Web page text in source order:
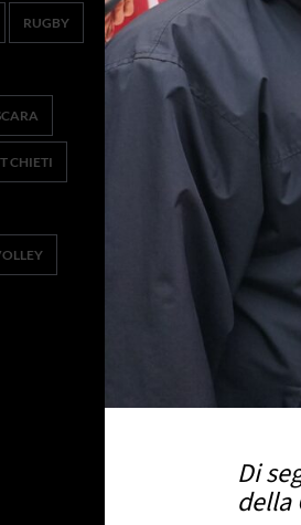
Di
della
RUGBY
CHIETI